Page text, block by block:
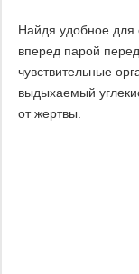
Найдя удобное для
вперед парой
чувствительные
выдыхаемый
от жертвы.